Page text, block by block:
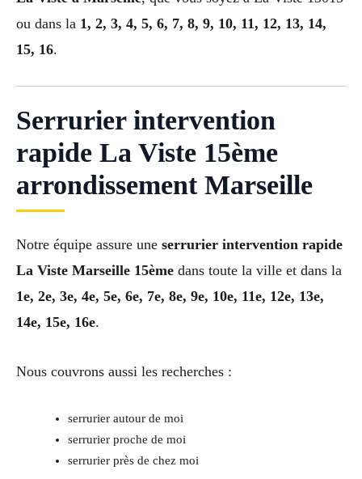
ou dans la 1, 2, 3, 4, 5, 6, 7, 8, 9, 10, 11, 12, 13, 14,
15, 16.
Serrurier intervention
rapide La Viste 15ème
arrondissement Marseille
Notre équipe assure une serrurier intervention rapide
La Viste Marseille 15ème dans toute la ville et dans la
1e, 2e, 3e, 4e, 5e, 6e, 7e, 8e, 9e, 10e, 11e, 12e, 13e,
14e, 15e, 16e.
Nous couvrons aussi les recherches :
serrurier autour de moi
serrurier proche de moi
serrurier près de chez moi